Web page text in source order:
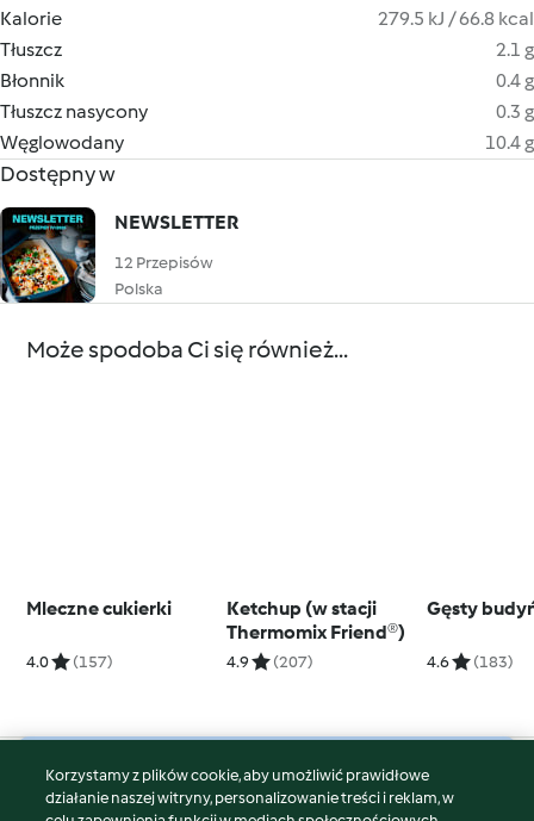
Kalorie
279.5 kJ / 66.8 kcal
Tłuszcz
2.1 g
Błonnik
0.4 g
Tłuszcz nasycony
0.3 g
Węglowodany
10.4 g
Dostępny w
NEWSLETTER
12 Przepisów
Polska
Może spodoba Ci się również...
Mleczne cukierki
4.0 (157)
Ketchup (w stacji
Thermomix Friend®)
4.9 (207)
Gęsty
4.6 (183)
© Copyright 2026
Korzystamy z plików cookie, aby umożliwić prawidłowe
działanie naszej witryny, personalizowanie treści i reklam, w